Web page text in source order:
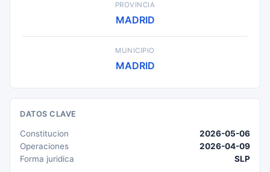
PROVINCIA
MADRID
MUNICIPIO
MADRID
DATOS CLAVE
Constitucion
2026-05-06
Operaciones
2026-04-09
Forma juridica
SLP